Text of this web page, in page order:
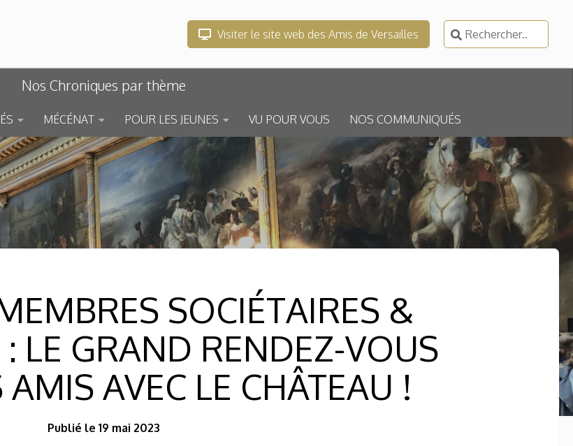
Visiter le site web des Amis de Versailles
Rechercher :
Nos Chroniques par thème
MÉCÉNAT POUR LES JEUNES VU POUR VOUS NOS COMMUNIQUÉS
SOCIÉTAIRES &
LE GRAND RENDEZ-VOUS
AVEC LE CHÂTEAU !
Publié le 19 mai 2023